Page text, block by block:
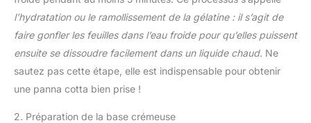
l’hydratation ou le ramollissement de la gélatine : il s’agit de
faire gonfler les feuilles dans l’eau froide pour qu’elles puissent
ensuite se dissoudre facilement dans un liquide chaud. Ne
sautez pas cette étape, elle est indispensable pour obtenir
une panna cotta bien prise !
2. Préparation de la base crémeuse